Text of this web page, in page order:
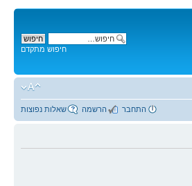
חיפוש מתקדם
שאלות נפוצות הרשמה התחבר